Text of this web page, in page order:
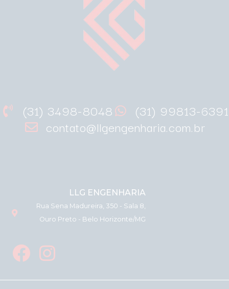
(31) 3498-8048
(31) 99813-6391
contato@llgengenharia.com.br
LLG ENGENHARIA
Rua Sena Madureira, 350 - Sala 8,
Ouro Preto - Belo Horizonte/MG